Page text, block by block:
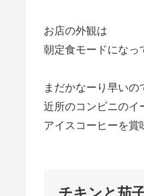
お店の外観は
朝定食モードになっ
まだかなーり早いの
近所のコンビニのイ
アイスコーヒーを賞
チキンと茄